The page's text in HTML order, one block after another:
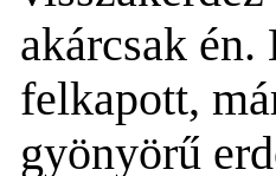
akárcsak én.
felkapott,
gyönyörű